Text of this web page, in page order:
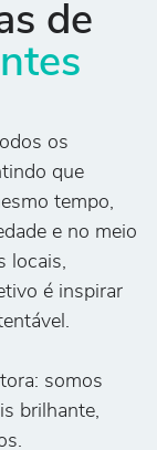
de
os
que
tempo,
e no meio
locais,
é inspirar
somos
brilhante,